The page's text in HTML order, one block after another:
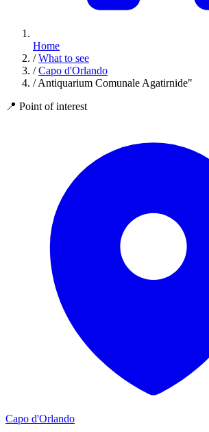
Home
/ What to see
/ Capo d'Orlando
/ Antiquarium Comunale Agatirnide"
📍 Point of interest
Capo d'Orlando